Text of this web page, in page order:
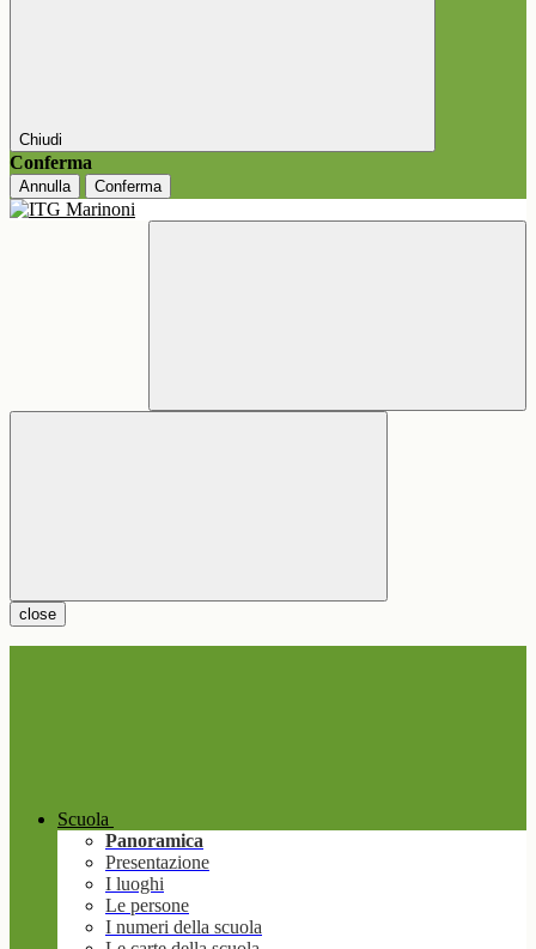
Chiudi
Conferma
Annulla Conferma
close
Scuola
Panoramica
Presentazione
I luoghi
Le persone
I numeri della scuola